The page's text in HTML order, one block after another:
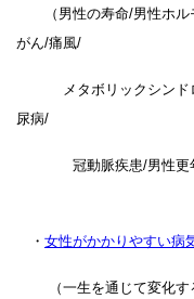
（男性の寿命/男性ホル
がん/痛風/
メタボリックシンドロ
尿病/
冠動脈疾患/男性更
・ 女性がかかりやすい病
（一生を通じて変化す